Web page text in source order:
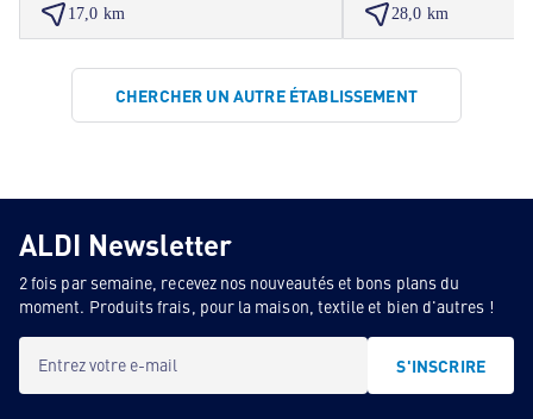
17,0 km 28,0 km
CHERCHER UN AUTRE ÉTABLISSEMENT
ALDI Newsletter
2 fois par semaine, recevez nos nouveautés et bons plans du
moment. Produits frais, pour la maison, textile et bien d'autres !
Entrez votre e-mail S'INSCRIRE